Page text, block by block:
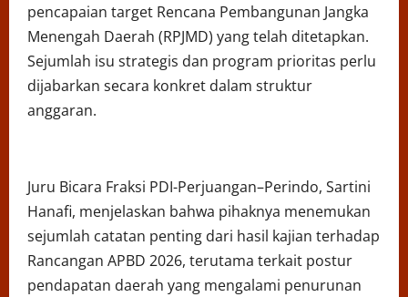
pencapaian target Rencana Pembangunan Jangka
Menengah Daerah (RPJMD) yang telah ditetapkan.
Sejumlah isu strategis dan program prioritas perlu
dijabarkan secara konkret dalam struktur
anggaran.
Juru Bicara Fraksi PDI-Perjuangan–Perindo, Sartini
Hanafi, menjelaskan bahwa pihaknya menemukan
sejumlah catatan penting dari hasil kajian terhadap
Rancangan APBD 2026, terutama terkait postur
pendapatan daerah yang mengalami penurunan